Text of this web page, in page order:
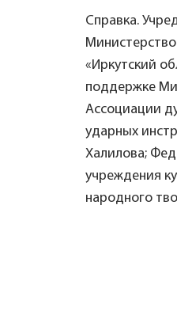
Справка.
Министерство
«Иркутский
поддержке
Ассоциации
ударных
Халилова;
учреждения
народного